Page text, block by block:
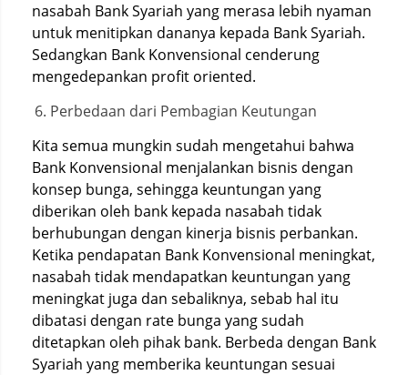
nasabah Bank Syariah yang merasa lebih nyaman
untuk menitipkan dananya kepada Bank Syariah.
Sedangkan Bank Konvensional cenderung
mengedepankan profit oriented.
Perbedaan dari Pembagian Keutungan
Kita semua mungkin sudah mengetahui bahwa
Bank Konvensional menjalankan bisnis dengan
konsep bunga, sehingga keuntungan yang
diberikan oleh bank kepada nasabah tidak
berhubungan dengan kinerja bisnis perbankan.
Ketika pendapatan Bank Konvensional meningkat,
nasabah tidak mendapatkan keuntungan yang
meningkat juga dan sebaliknya, sebab hal itu
dibatasi dengan rate bunga yang sudah
ditetapkan oleh pihak bank. Berbeda dengan Bank
Syariah yang memberika keuntungan sesuai